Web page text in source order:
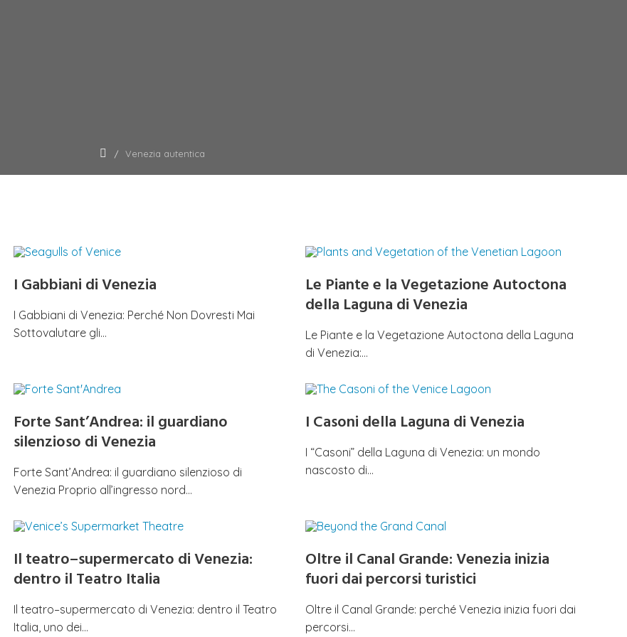
Venezia autentica
I Gabbiani di Venezia
I Gabbiani di Venezia: Perché Non Dovresti Mai
Sottovalutare gli…
Le Piante e la Vegetazione Autoctona
della Laguna di Venezia
Le Piante e la Vegetazione Autoctona della Laguna
di Venezia:…
Forte Sant’Andrea: il guardiano
silenzioso di Venezia
Forte Sant’Andrea: il guardiano silenzioso di
Venezia Proprio all’ingresso nord…
I Casoni della Laguna di Venezia
I “Casoni” della Laguna di Venezia: un mondo
nascosto di…
Il teatro–supermercato di Venezia:
dentro il Teatro Italia
Il teatro–supermercato di Venezia: dentro il Teatro
Italia, uno dei…
Oltre il Canal Grande: Venezia inizia
fuori dai percorsi turistici
Oltre il Canal Grande: perché Venezia inizia fuori dai
percorsi…